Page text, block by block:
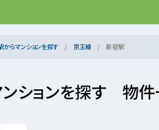
からマンションを探す 京王線 新宿駅
ンションを探す 物